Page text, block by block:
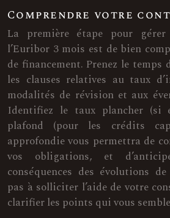
Comprendre votre
La première étape pour
l’Euribor 3 mois est de bien
de financement. Prenez le
les clauses relatives au taux
modalités de révision et aux
Identifiez le taux plancher (si
plafond (pour les crédits
approfondie vous permettra de
vos obligations, et
conséquences des évolutions
pas à solliciter l’aide de votre
clarifier les points qui vous